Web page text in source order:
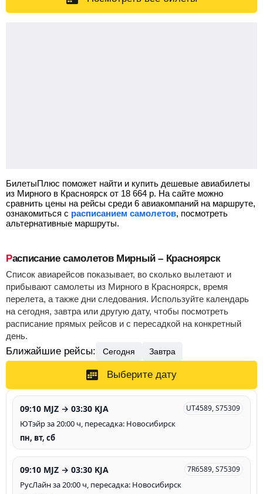
БилетыПлюс поможет найти и купить дешевые авиабилеты
из Мирного в Красноярск от 18 664 р. На сайте можно
сравнить цены на рейсы среди 6 авиакомпаний на маршруте,
ознакомиться с расписанием самолетов, посмотреть
альтернативные маршруты.
Расписание самолетов Мирный – Красноярск
Список авиарейсов показывает, во сколько вылетают и
прибывают самолеты из Мирного в Красноярск, время
перелета, а также дни следования. Используйте календарь
на сегодня, завтра или другую дату, чтобы посмотреть
расписание прямых рейсов и с пересадкой на конкретный
день.
Ближайшие рейсы: Сегодня Завтра
Выберите дату
09:10 MJZ → 03:30 KJA UT4589, S75309
ЮТэйр за 20:00 ч, пересадка: Новосибирск
пн, вт, сб
09:10 MJZ → 03:30 KJA 7R6589, S75309
РусЛайн за 20:00 ч, пересадка: Новосибирск